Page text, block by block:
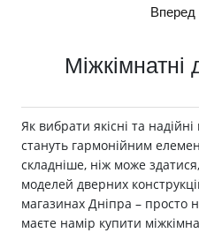
Вперед
Міжкімнатні
Як вибрати якісні та надійні
стануть гармонійним
складніше, ніж може
моделей дверних
магазинах Дніпра – просто
маєте намір купити